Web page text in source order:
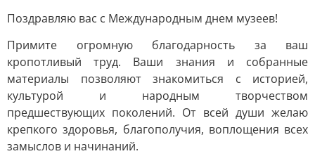
Поздравляю вас с Международным днем музеев!
Примите огромную благодарность за ваш
кропотливый труд. Ваши знания и собранные
материалы позволяют знакомиться с историей,
культурой и народным творчеством
предшествующих поколений. От всей души желаю
крепкого здоровья, благополучия, воплощения всех
замыслов и начинаний.